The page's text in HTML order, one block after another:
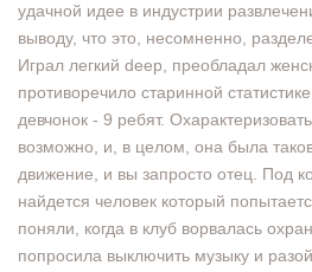
удачной идее в индустрии
выводу, что это, несомненно,
Играл легкий deep, преобладал
противоречило старинной
девчонок - 9 ребят.
возможно, и, в целом, она была
движение, и вы запросто отец. Под
найдется человек который
поняли, когда в клуб ворвалась
попросила выключить музыку и